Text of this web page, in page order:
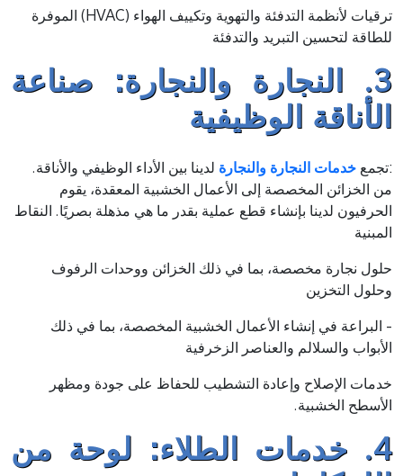
ترقيات لأنظمة التدفئة والتهوية وتكييف الهواء (HVAC) الموفرة
للطاقة لتحسين التبريد والتدفئة
3. النجارة والنجارة: صناعة
الأناقة الوظيفية
:تجمع خدمات النجارة والنجارة لدينا بين الأداء الوظيفي والأناقة.
من الخزائن المخصصة إلى الأعمال الخشبية المعقدة، يقوم
الحرفيون لدينا بإنشاء قطع عملية بقدر ما هي مذهلة بصريًا. النقاط
المبنية
حلول نجارة مخصصة، بما في ذلك الخزائن ووحدات الرفوف
وحلول التخزين
- البراعة في إنشاء الأعمال الخشبية المخصصة، بما في ذلك
الأبواب والسلالم والعناصر الزخرفية
خدمات الإصلاح وإعادة التشطيب للحفاظ على جودة ومظهر
الأسطح الخشبية.
4. خدمات الطلاء: لوحة من